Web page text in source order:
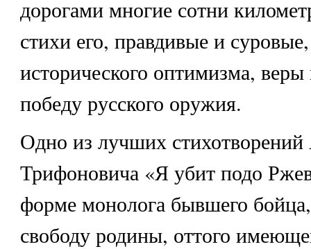
дорогами многие сотни
стихи его, правдивые и
исторического оптимизма,
победу русского оружия.
Одно из лучших стихотворений
Трифоновича «Я убит подо
форме монолога бывшего
свободу родины, оттого